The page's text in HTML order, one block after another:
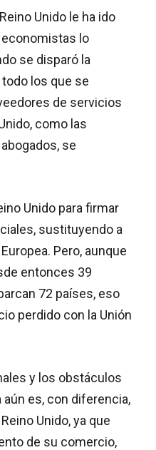
Unido le ha ido
economistas lo
se disparó la
los que se
de servicios
como las
se
Unido para firmar
sustituyendo a
Pero, aunque
entonces 39
72 países, eso
perdido con la Unión
y los obstáculos
aún es, con diferencia,
Unido, ya que
de su comercio,